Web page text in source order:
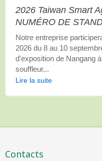
2026 Taiwan Smart
NUMÉRO DE
Notre entreprise
2026 du 8 au 10
d'exposition de Nangang
souffleur...
Lire la suite
Contacts